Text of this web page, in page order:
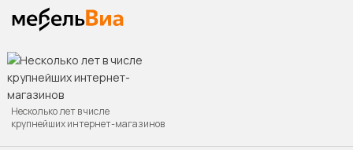
Несколько лет в числе
крупнейших интернет-магазинов